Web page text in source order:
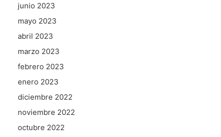
junio 2023
mayo 2023
abril 2023
marzo 2023
febrero 2023
enero 2023
diciembre 2022
noviembre 2022
octubre 2022